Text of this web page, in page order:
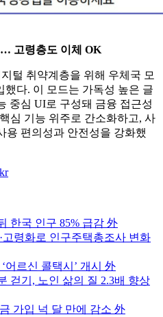
고령층도 이체 OK
털 취약계층을 위해 우체국 모
했다. 이 모드는 가독성 높은 글
중심 UI로 구성돼 금융 접근성
심 기능 위주로 간소화하고, 사
용 편의성과 안전성을 강화했
한국 인구 85% 급감 外
고령화로 인구주택총조사 변화
어르신 콜택시’ 개시 外
걷기, 노인 삶의 질 2.3배 향상
가입 넉 달 만에 감소 外